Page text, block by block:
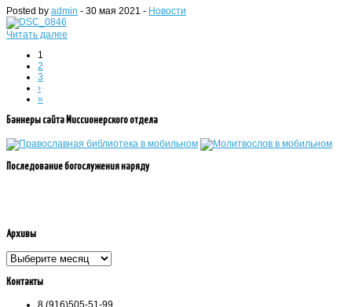
Posted by admin - 30 мая 2021 - Новости
Читать далее
1
2
3
›
»
Баннеры сайта Миссионерского отдела
Последование богослужения наряду
Архивы
Контакты
8 (916)505-51-99